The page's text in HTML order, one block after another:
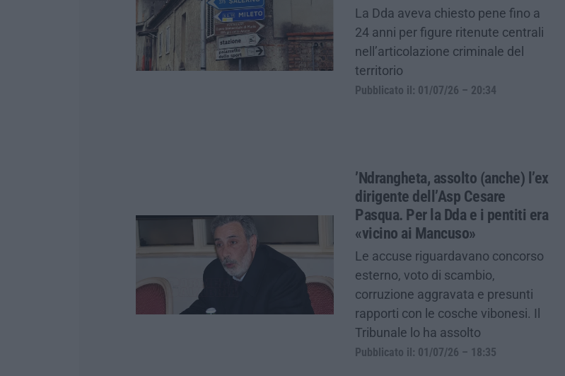
La Dda aveva chiesto pene fino a
24 anni per figure ritenute centrali
nell’articolazione criminale del
territorio
Pubblicato il: 01/07/26 – 20:34
’Ndrangheta, assolto (anche) l’ex
dirigente dell’Asp Cesare
Pasqua. Per la Dda e i pentiti era
«vicino ai Mancuso»
Le accuse riguardavano concorso
esterno, voto di scambio,
corruzione aggravata e presunti
rapporti con le cosche vibonesi. Il
Tribunale lo ha assolto
Pubblicato il: 01/07/26 – 18:35